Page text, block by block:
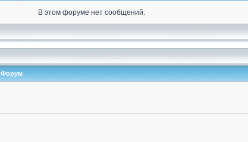
В этом форуме нет сообщений.
Форум